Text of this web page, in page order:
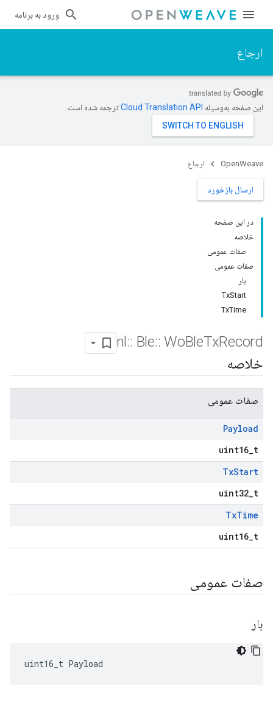
ورود به برنامه
ارجاع
این صفحه به‌وسیله ترجمه شده است.
OpenWeave ارجاع
ارسال بازخورد
در این صفحه
خلاصه
صفات عمومی
صفات عمومی
بار
TxStart
TxTime
nl :: Ble:: WoBleTxRecord
خلاصه
صفات عمومی
Payload
uint16_t
TxStart
uint32_t
TxTime
uint16_t
صفات عمومی
بار
uint16_t Payload